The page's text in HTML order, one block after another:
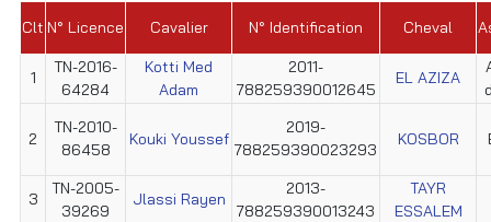
Clt N° Licence Cavalier N° Identification Cheval
1
TN-2016-
64284
Kotti Med
Adam
2011-
788259390012645
EL AZIZA
2
TN-2010-
86458
Kouki Youssef
2019-
788259390023293
KOSBOR
3
TN-2005-
39269
Jlassi Rayen
2013-
788259390013243
TAYR
ESSALEM